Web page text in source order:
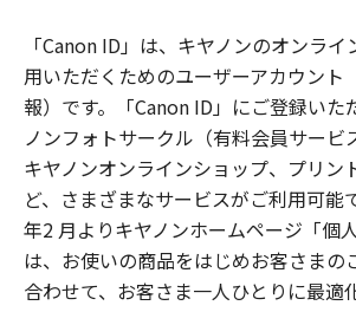
「Canon ID」は、キヤノンのオンラ
用いただくためのユーザーアカウント
報）です。「Canon ID」にご登録いた
ノンフォトサークル（有料会員サービ
キヤノンオンラインショップ、プリン
ど、さまざまなサービスがご利用可能
年2 月よりキヤノンホームページ「個
は、お使いの商品をはじめお客さまの
合わせて、お客さま一人ひとりに最適